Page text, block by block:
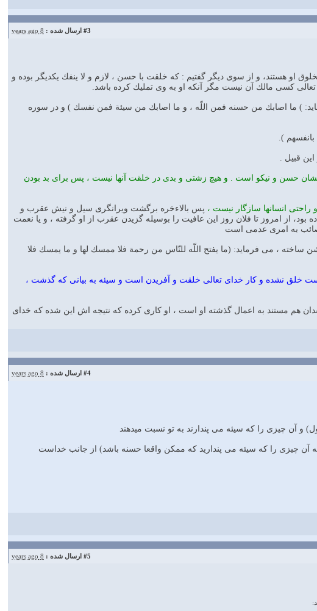
#3 ارسال شده : 8 years ago
او هستند، و از سوى ديگر گفتيم : كه خلقت با حسن ، لازم و لا ينفك يكديگر بوده و
كسى مالك آن نيست مگر آنكه او به وى تمليك كرده باشد.
) ما اصابك من حسنه فمن اللّه ، و ما اصابك من سيئة فمن نفسك ) و در سوره
بانفسهم ).
اين قبيل .
حسن و نيكو است . و هيچ زشتى و بدى در خلقت آنها نيست ، پس براى بد بودن
انسانها سازگار نيست ، پس بالاءخره برگشت ويرانگرى سيل و نيش عقرب و
از امروز تا فلان روز اين عافيت را بوسيله گزيدن عقرب از او گرفته ، و يا نعمت
به امرى عدمى است
ساخته ، مى فرمايد: (ما يفتح اللّه للنّاس من رحمة فلا ممسك لها و ما يمسك فلا
خلق نشده و كار خداى تعالى خلقت و آفريدن است و سيئه به بيانى كه گذشت ،
هم مستند به اعمال گذشته او است ، او كارى كرده كه نتيجه اش اين شده كه خداى
#4 ارسال شده : 8 years ago
آن چیزی را که سیئه می پندارید که ممکن واقعا حسنه باشد) از جانب خداست
#5 ارسال شده : 8 years ago